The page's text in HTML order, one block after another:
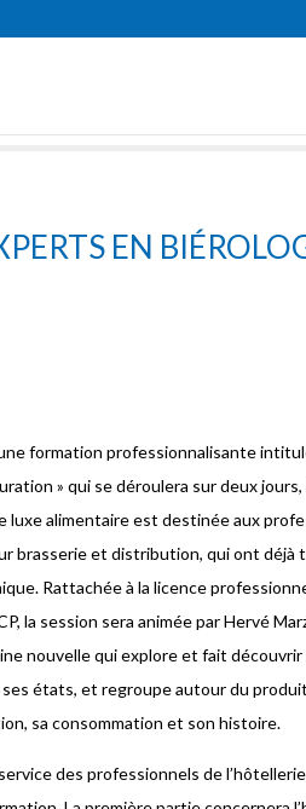
EN
formation professionnalisante
» qui se déroulera sur deux
alimentaire est destinée aux
brasserie et distribution, qui ont déjà
Rattachée à la licence
la session sera animée par Hervé
nouvelle qui explore et fait découvrir
états, et regroupe autour du
sa consommation et son histoire.
des professionnels de